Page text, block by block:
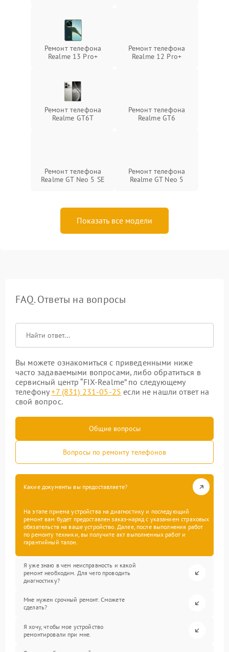
Ремонт телефона
Realme 13 Pro+
Ремонт телефона
Realme 12 Pro+
Ремонт телефона
Realme GT6T
Ремонт телефона
Realme GT6
Ремонт телефона
Realme GT Neo 5 SE
Ремонт телефона
Realme GT Neo 5
Показать все модели
FAQ. Ответы на вопросы
Вы можете ознакомиться с приведенными ниже
часто задаваемыми вопросами, либо обратиться в
сервисный центр “FIX-Realme” по следующему
телефону+7 (831) 231-05-25 если не нашли ответ на
свой вопрос.
Общие вопросы
Вопросы по ремонту телефонов
Какие документы вы предоставляете?
На этапе приема устройства на диагностику и последующий
ремонт вам будет предоставлен заказ-наряд с указанием страховых
обязательств на ваше устройство. Далее, после выполнения работ
по ремонту техники, вы получите акт выполненных работ и
гарантийный талон.
Я уже знаю в чем неисправность и какой
ремонт необходим. Для чего проводить
диагностику?
Мне нужен срочный ремонт. Сможете
сделать?
Я хочу, чтобы мое устройство
ремонтировали при мне.